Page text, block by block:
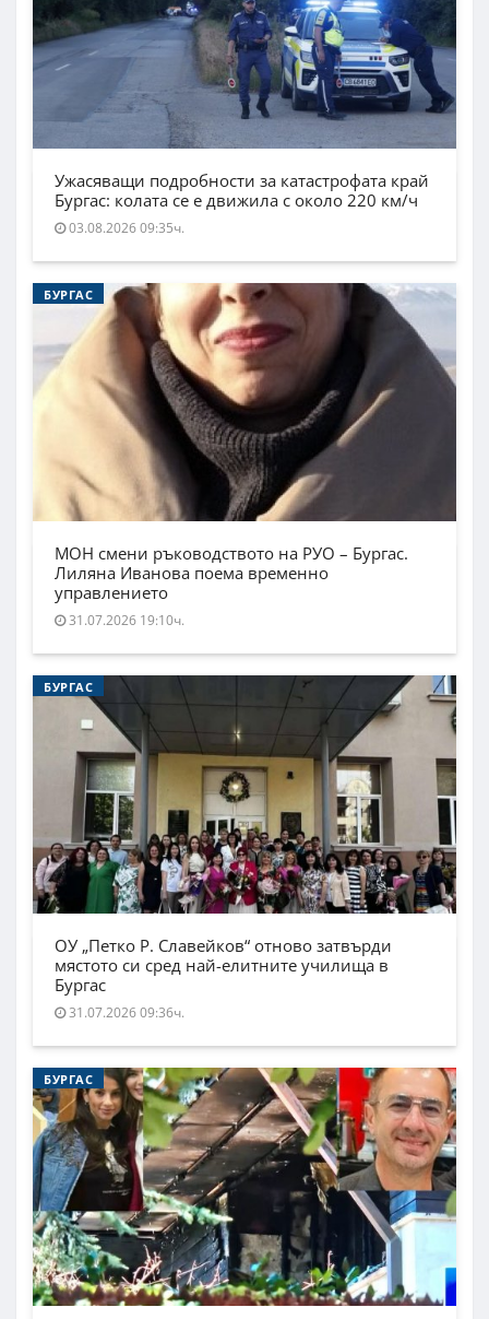
Ужасяващи подробности за катастрофата край
Бургас: колата се е движила с около 220 км/ч
03.08.2026 09:35ч.
БУРГАС
МОН смени ръководството на РУО – Бургас.
Лиляна Иванова поема временно
управлението
31.07.2026 19:10ч.
БУРГАС
ОУ „Петко Р. Славейков“ отново затвърди
мястото си сред най-елитните училища в
Бургас
31.07.2026 09:36ч.
БУРГАС